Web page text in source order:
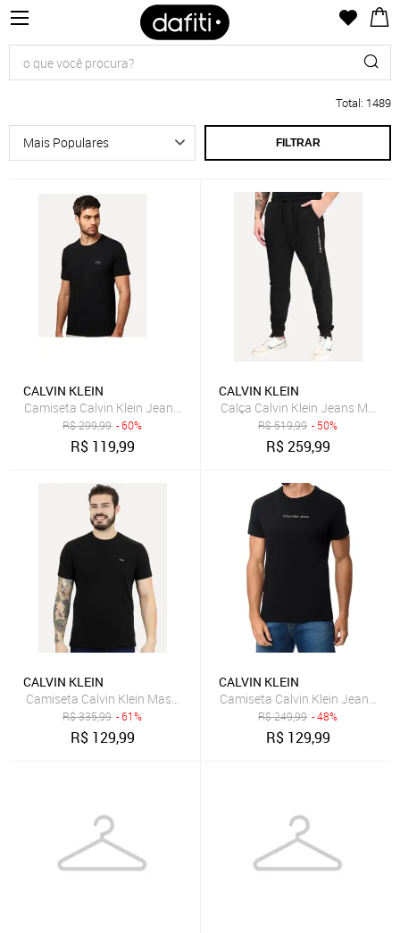
Total: 1489
FILTRAR
CALVIN KLEIN
Camiseta Calvin Klein Jeans Masculina New Mono Logo Re Issue
R$299,99 - 60%
R$ 119,99
CALVIN KLEIN
Calça Calvin Klein Jeans
R$519,99 - 50%
R$259,99
CALVIN KLEIN
Camiseta Calvin Klein Masculina Piquet Orgânico Preta
R$335,99 - 61%
R$ 129,99
CALVIN KLEIN
Camiseta Calvin Klein Jeans
R$249,99 - 48%
R$ 129,99